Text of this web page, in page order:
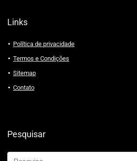
Links
Política de privacidade
Termos e Condições
Sitemap
Contato
Pesquisar